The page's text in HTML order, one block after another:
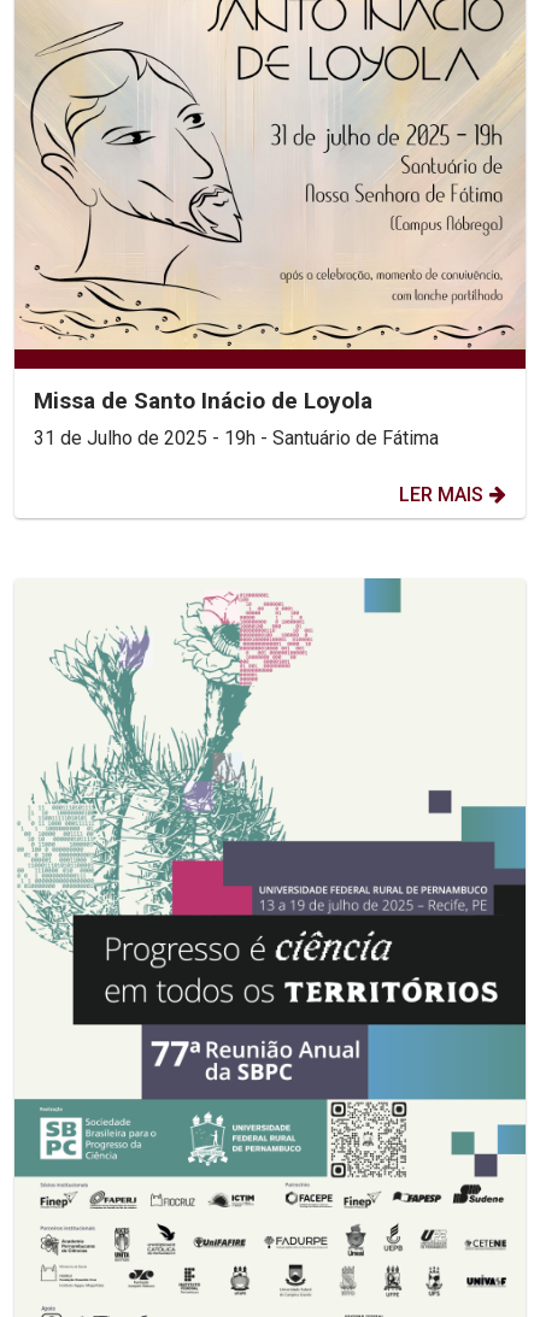
Missa de Santo Inácio de Loyola
31 de Julho de 2025 - 19h - Santuário de Fátima
LER MAIS